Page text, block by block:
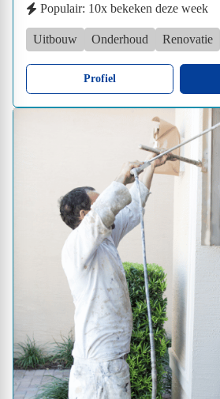
Populair: 10x bekeken deze week
Uitbouw Onderhoud Renovatie
Profiel